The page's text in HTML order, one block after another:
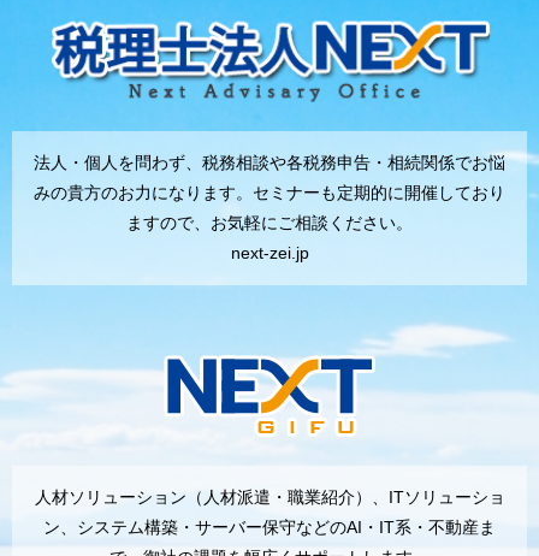
法人・個人を問わず、税務相談や各税務申告・相続関係でお悩
みの貴方のお力になります。セミナーも定期的に開催しており
ますので、お気軽にご相談ください。
next-zei.jp
人材ソリューション（人材派遣・職業紹介）、ITソリューショ
ン、システム構築・サーバー保守などのAI・IT系・不動産ま